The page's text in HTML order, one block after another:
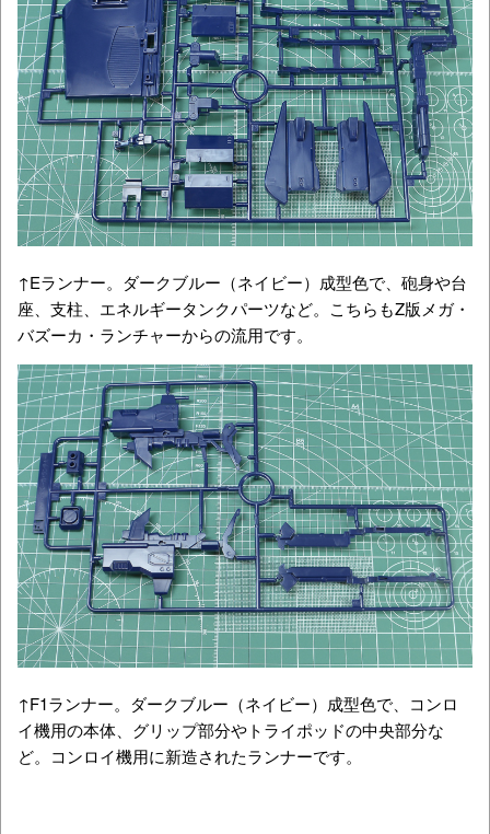
↑Eランナー。ダークブルー（ネイビー）成型色で、砲身や台
座、支柱、エネルギータンクパーツなど。こちらもZ版メガ・
バズーカ・ランチャーからの流用です。
↑F1ランナー。ダークブルー（ネイビー）成型色で、コンロ
イ機用の本体、グリップ部分やトライポッドの中央部分な
ど。コンロイ機用に新造されたランナーです。